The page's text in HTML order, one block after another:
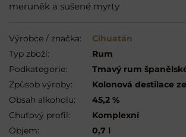
meruněk a sušené myrty
Výrobce / značka:
Cihuatán
Typ zboží:
Rum
Podkategorie:
Tmavý rum
Způsob výroby:
Kolonová destilace
Obsah alkoholu:
45,2 %
Chuťový profil:
Komplexní
Objem:
0,7 l